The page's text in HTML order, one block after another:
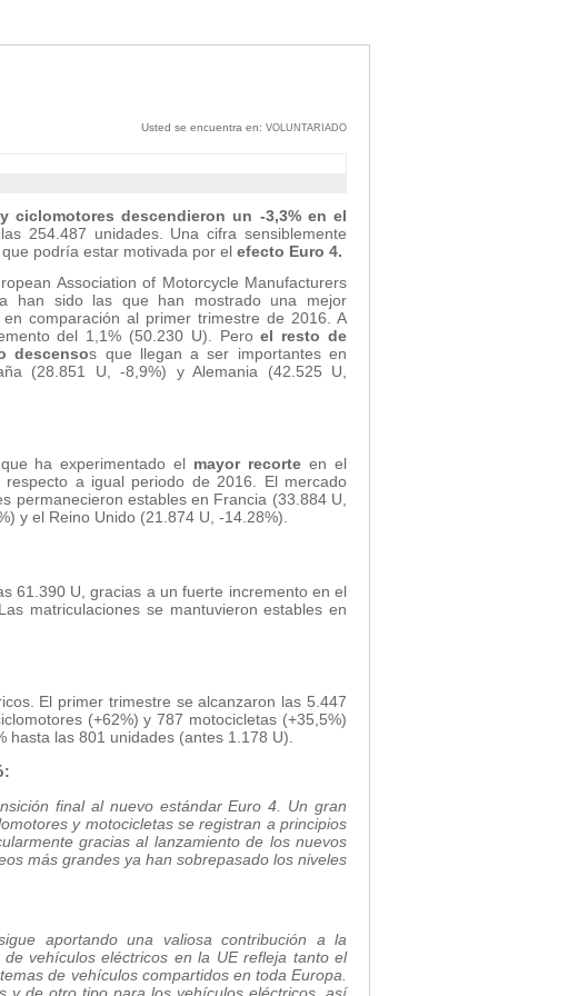
Usted se encuentra en: VOLUNTARIADO
ciclomotores descendieron un -3,3% en el
254.487 unidades. Una cifra sensiblemente
podría estar motivada por el efecto Euro 4.
Association of Motorcycle Manufacturers
han sido las que han mostrado una mejor
comparación al primer trimestre de 2016. A
del 1,1% (50.230 U). Peroel resto de
descensos que llegan a ser importantes en
(28.851 U, -8,9%) y Alemania (42.525 U,
ha experimentado el mayor recorteen el
a igual periodo de 2016. El mercado
permanecieron estables en Francia (33.884 U,
y el Reino Unido (21.874 U, -14.28%).
61.390 U, gracias a un fuerte incremento en el
matriculaciones se mantuvieron estables en
El primer trimestre se alcanzaron las 5.447
(+62%) y 787 motocicletas (+35,5%)
las 801 unidades (antes 1.178 U).
final al nuevo estándar Euro 4. Un gran
y motocicletas se registran a principios
gracias al lanzamiento de los nuevos
más grandes ya han sobrepasado los niveles
aportando una valiosa contribución a la
vehículos eléctricos en la UE refleja tanto el
de vehículos compartidos en toda Europa.
y de otro tipo para los vehículos eléctricos, así